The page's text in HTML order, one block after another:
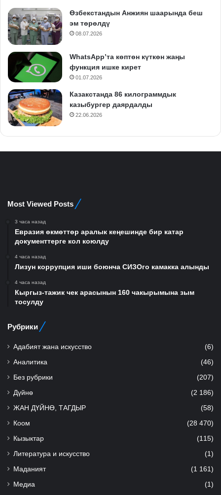
Өзбекстандын Анжиян шаарында беш
эм төрөлдү
08.07.2026
WhatsApp’та көптөн күткөн жаңы
функция ишке кирет
01.07.2026
Казакстанда 86 килограммдык
казыбургер даярдалды
22.06.2026
Most Viewed Posts
3 часа назад
Евразия өкмөттөр аралык кеңешинде бир катар
документтерге кол коюлду
4 часа назад
Лизун коррупция иши боюнча СИЗОго камакка алынды
4 часа назад
Кыргыз-тажик чек арасынын 160 чакырымына зым
тосулду
Рубрики
Адабият жана искусство (6)
Аналитика (46)
Без рубрики (207)
Дүйнө (2 186)
ЖАН ДҮЙНӨ, ТАГДЫР (58)
Коом (28 470)
Кызыктар (115)
Литература и искусство (1)
Маданият (1 161)
Медиа (1)